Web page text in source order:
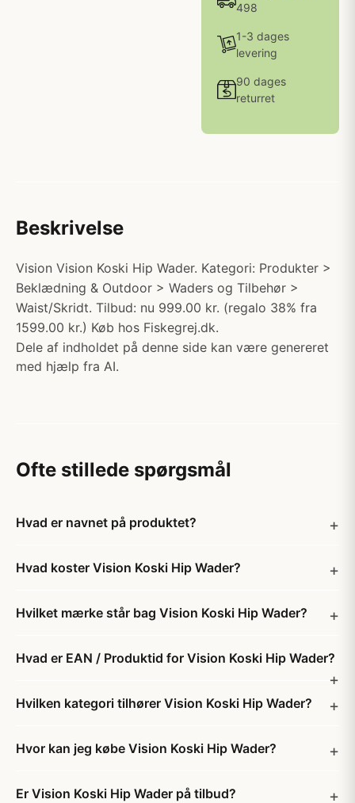
498
1-3 dages
levering
90 dages
returret
Beskrivelse
Vision Vision Koski Hip Wader. Kategori: Produkter >
Beklædning & Outdoor > Waders og Tilbehør >
Waist/Skridt. Tilbud: nu 999.00 kr. (regalo 38% fra
1599.00 kr.) Køb hos Fiskegrej.dk.
Dele af indholdet på denne side kan være genereret
med hjælp fra AI.
Ofte stillede spørgsmål
Hvad er navnet på produktet?
Hvad koster Vision Koski Hip Wader?
Hvilket mærke står bag Vision Koski Hip Wader?
Hvad er EAN / Produktid for Vision Koski Hip Wader?
Hvilken kategori tilhører Vision Koski Hip Wader?
Hvor kan jeg købe Vision Koski Hip Wader?
Er Vision Koski Hip Wader på tilbud?